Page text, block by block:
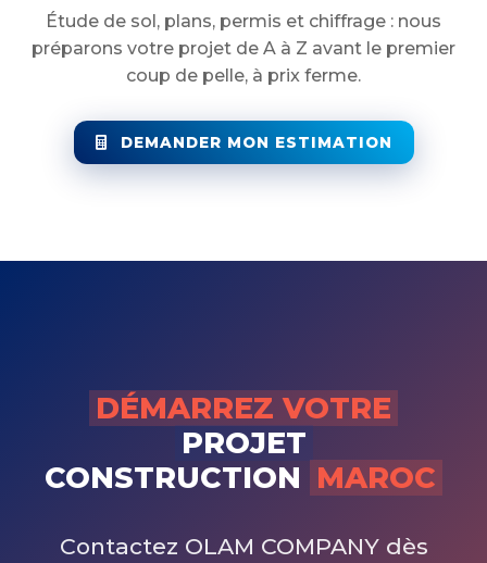
Étude de sol, plans, permis et chiffrage : nous
préparons votre projet de A à Z avant le premier
coup de pelle, à prix ferme.
DEMANDER MON ESTIMATION
DÉMARREZ VOTRE
PROJET
CONSTRUCTION MAROC
Contactez OLAM COMPANY dès